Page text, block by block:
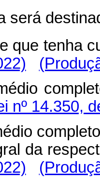
será
que
nº 14.350,
da